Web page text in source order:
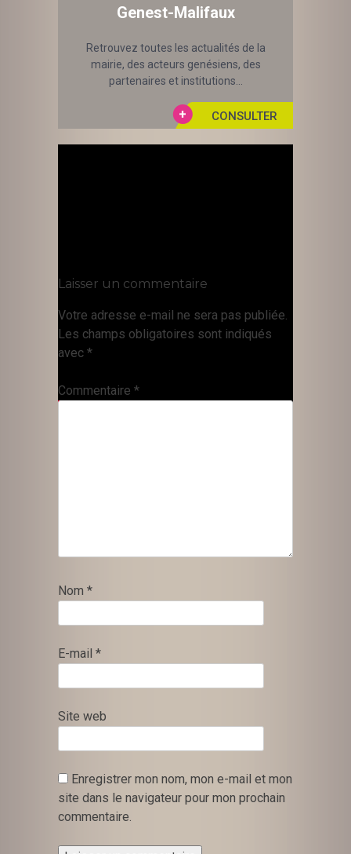
Genest-Malifaux
Retrouvez toutes les actualités de la
mairie, des acteurs genésiens, des
partenaires et institutions...
Laisser un commentaire
Votre adresse e-mail ne sera pas publiée.
Les champs obligatoires sont indiqués
avec *
Commentaire *
Nom *
E-mail *
Site web
Enregistrer mon nom, mon e-mail et mon
site dans le navigateur pour mon prochain
commentaire.